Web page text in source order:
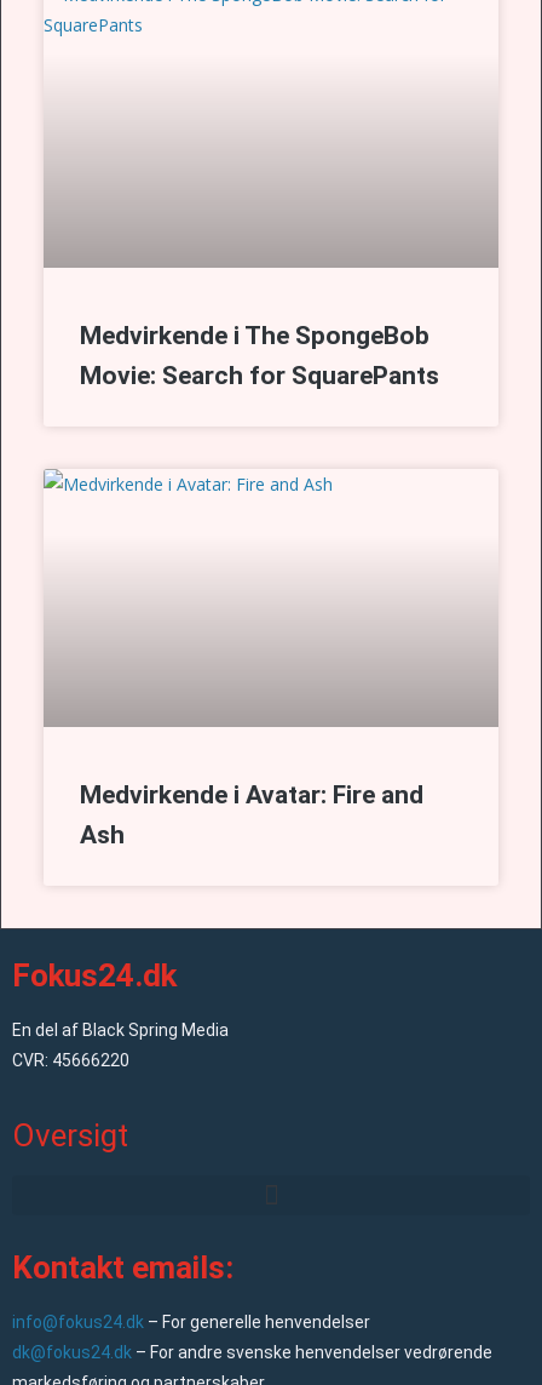
Medvirkende i The SpongeBob
Movie: Search for SquarePants
Medvirkende i Avatar: Fire and
Ash
Fokus24.dk
En del af Black Spring Media
CVR: 45666220
Oversigt
Kontakt emails:
info@fokus24.dk – For generelle henvendelser
dk@fokus24.dk – For andre svenske henvendelser vedrørende